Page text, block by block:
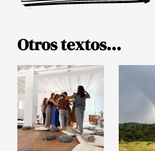
Otros textos...